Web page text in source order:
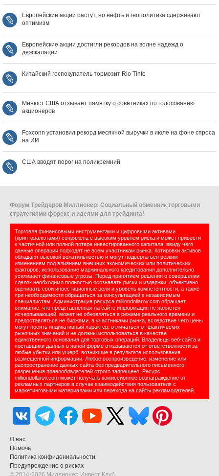
Европейские акции растут, но нефть и геополитика сдерживают
оптимизм
Европейские акции достигли рекордов на волне надежд о
деэскалации
Китайский госпокупатель тормозит Rio Tinto
Минюст США отзывает памятку о советниках по голосованию
акционеров
Foxconn установил рекорд месячной выручки в июле на фоне спроса
на ИИ
США вводят порог на поликремний
Форум Трейдеров Миллионер: Социальный обменник торговыми
стратегиями форекс и идеями для трейдинга!
Торговля финансовыми инструментами и цифровыми активами
(криптовалютами) сопряжена с высоким уровнем риска и может привести
к частичной или полной потере инвестированного капитала, ввиду чего
данные операции подходят не всем участникам рынка. Котировки активов
обладают высокой волатильностью и могут подвергаться резким
изменениям под влиянием внешних экономических или политических
факторов; использование маржинального кредитования дополнительно
усиливает финансовые угрозы. Перед принятием решения о совершении
сделок необходимо полностью осознавать риски и издержки, объективно
оценивать свои инвестиционные цели и уровень компетентности, а также
при необходимости обращаться за консультацией к независимым
специалистам. Администрация ресурса milliondollarov.com обращает
внимание, что представленная на сайте информация не является
исчерпывающей, может не обновляться в режиме реального времени и
предоставляться не биржами, а участниками рынка, вследствие чего цены
могут носить индикативный характер, отличаться от фактических
рыночных значений и не должны использоваться в качестве
единственного основания для торговых операций. Владельцы веб-сайта и
поставщики данных в явной форме отказываются от ответственности за
любые убытки или ущерб, возникшие в результате использования
размещенной информации. Любое воспроизведение, изменение или
распространение данных сайта без предварительного письменного
разрешения правообладателей строго запрещено. Ресурс
milliondollarov.com может получать комиссионное вознаграждение от
рекламных партнеров в случае взаимодействия пользователя с
маркетинговыми материалами или перехода на сайты рекламодателей.
О нас
Помочь
Политика конфидениальности
Предупреждение о рисках
© 2014-2026 Миллионер Инвест Клуб